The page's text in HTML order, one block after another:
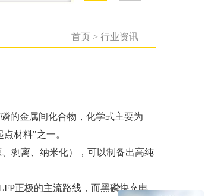
首页 > 行业资讯
的金属间化合物，化学式主要为
材料"之一。
剥离、纳米化），可以制备出高纯
正极的主流路线，而黑磷快充电